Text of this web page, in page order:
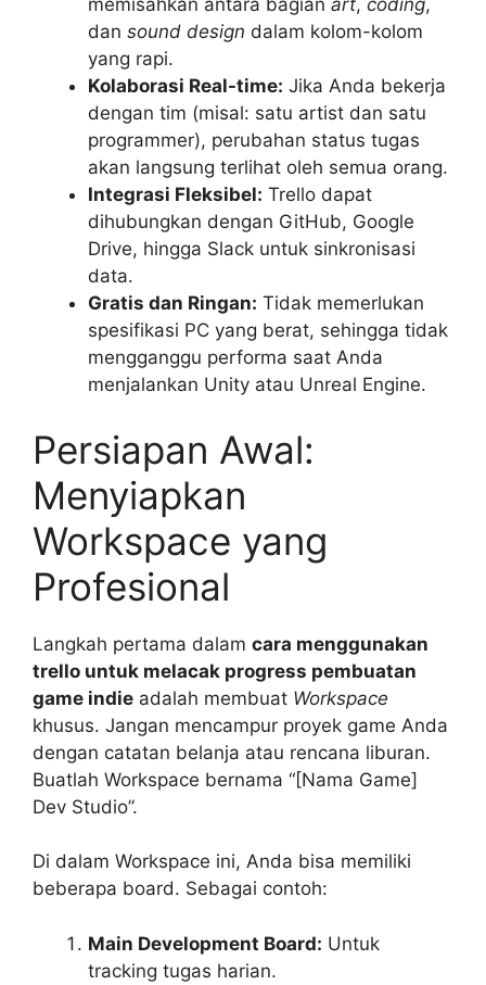
memisahkan antara bagian art, coding,
dan sound design dalam kolom-kolom
yang rapi.
Kolaborasi Real-time: Jika Anda bekerja
dengan tim (misal: satu artist dan satu
programmer), perubahan status tugas
akan langsung terlihat oleh semua orang.
Integrasi Fleksibel: Trello dapat
dihubungkan dengan GitHub, Google
Drive, hingga Slack untuk sinkronisasi
data.
Gratis dan Ringan: Tidak memerlukan
spesifikasi PC yang berat, sehingga tidak
mengganggu performa saat Anda
menjalankan Unity atau Unreal Engine.
Persiapan Awal:
Menyiapkan
Workspace yang
Profesional
Langkah pertama dalam cara menggunakan
trello untuk melacak progress pembuatan
game indie adalah membuat Workspace
khusus. Jangan mencampur proyek game Anda
dengan catatan belanja atau rencana liburan.
Buatlah Workspace bernama “[Nama Game]
Dev Studio”.
Di dalam Workspace ini, Anda bisa memiliki
beberapa board. Sebagai contoh:
Main Development Board: Untuk
tracking tugas harian.